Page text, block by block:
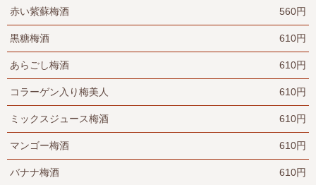
赤い紫蘇梅酒 560円
黒糖梅酒 610円
あらごし梅酒 610円
コラーゲン入り梅美人 610円
ミックスジュース梅酒 610円
マンゴー梅酒 610円
バナナ梅酒 610円